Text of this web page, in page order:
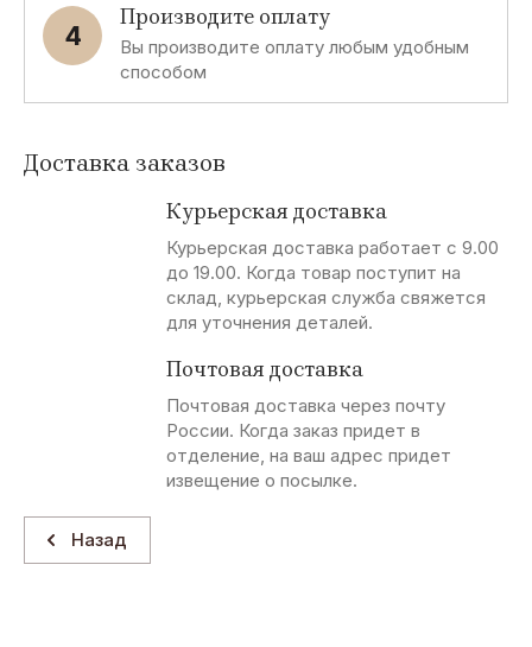
4
Производите оплату
Вы производите оплату любым удобным
способом
Доставка заказов
Курьерская доставка
Курьерская доставка работает с 9.00
до 19.00. Когда товар поступит на
склад, курьерская служба свяжется
для уточнения деталей.
Почтовая доставка
Почтовая доставка через почту
России. Когда заказ придет в
отделение, на ваш адрес придет
извещение о посылке.
Назад